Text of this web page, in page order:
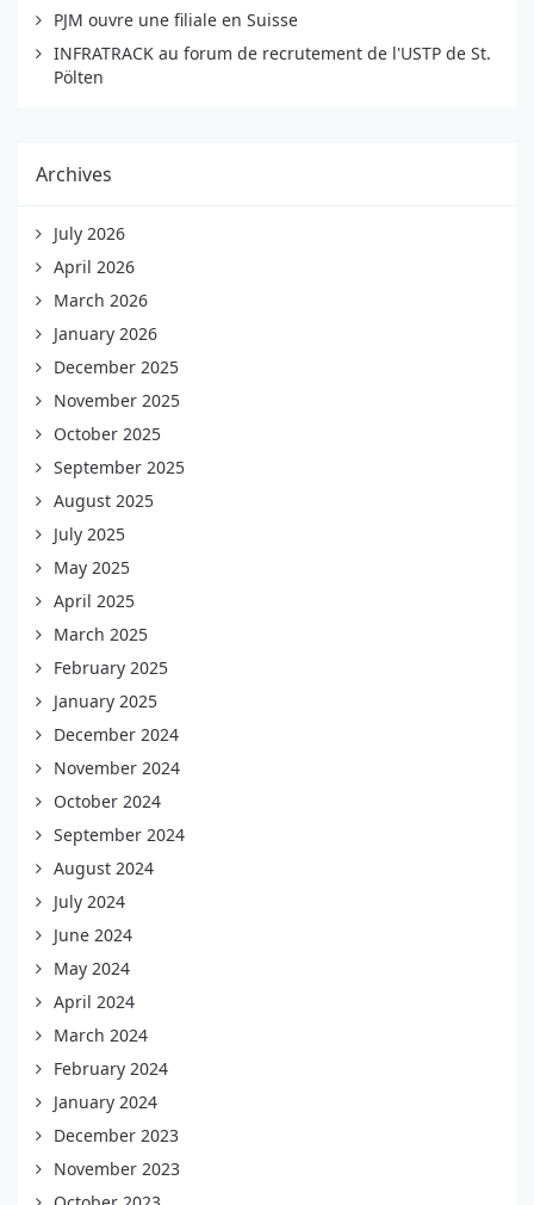
PJM ouvre une filiale en Suisse
INFRATRACK au forum de recrutement de l'USTP de St.
Pölten
Archives
July 2026
April 2026
March 2026
January 2026
December 2025
November 2025
October 2025
September 2025
August 2025
July 2025
May 2025
April 2025
March 2025
February 2025
January 2025
December 2024
November 2024
October 2024
September 2024
August 2024
July 2024
June 2024
May 2024
April 2024
March 2024
February 2024
January 2024
December 2023
November 2023